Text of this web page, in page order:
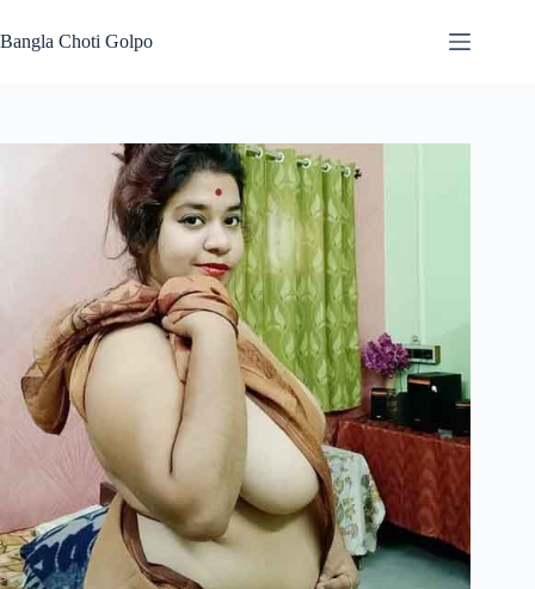
to
content
Bangla Choti Golpo